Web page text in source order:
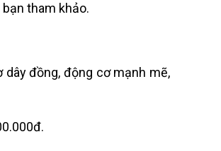
tham khảo.
đồng, động cơ mạnh mẽ,